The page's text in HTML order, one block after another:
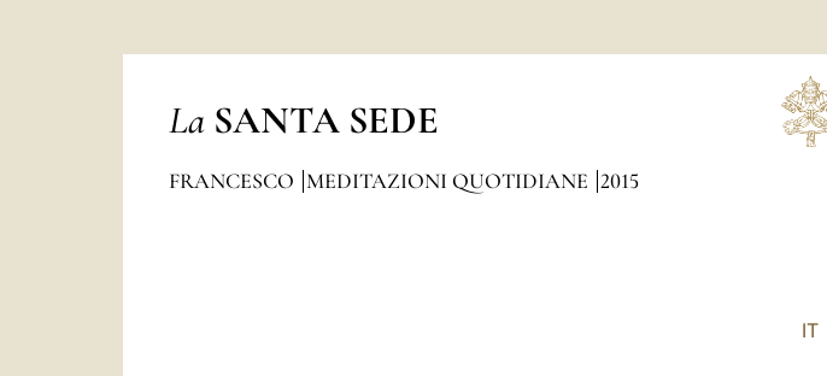
La SANTA SEDE
FRANCESCO MEDITAZIONI QUOTIDIANE 2015
IT